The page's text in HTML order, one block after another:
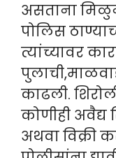
असताना
पोलिस
त्यांच्यावर
काढली.
कोणीही अवैद्य
अथवा विक्री